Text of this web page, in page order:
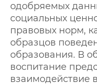
одобряемых
социальных
правовых норм,
образцов
образования. В
воспитание
взаимодействие